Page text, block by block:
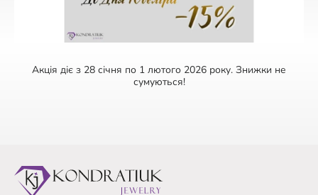
Акція діє з 28 січня по 1 лютого 2026 року. Знижки не
сумуються!